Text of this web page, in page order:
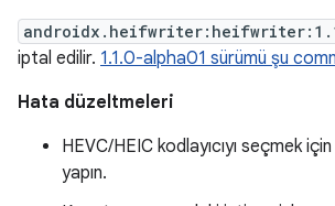
iptal edilir. 1.1.0-alpha01 sürümü şu
Hata düzeltmeleri
HEVC/HEIC kodlayıcıyı seçmek
yapın.